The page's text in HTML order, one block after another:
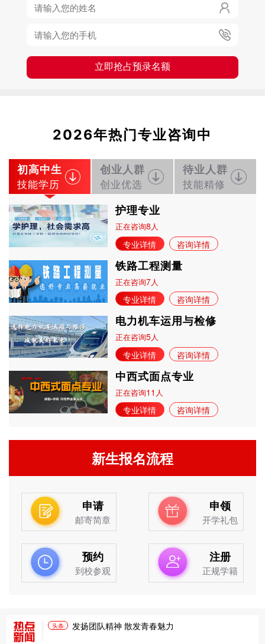
幼儿教育 50 立即预约


立即抢占预录名额
2026年热门专业咨询中
初高中生
技能学历
创业人群
创业优选
待业人群
技能精修
护理专业
正在咨询8人
专业详情 咨询详情
铁路工程测量
正在咨询7人
专业详情 咨询详情
电力机车运用与检修
正在咨询5人
专业详情 咨询详情
中西式面点专业
正在咨询11 人
专业详情 咨询详情
新生报名流程
申请
邮寄简章
申领
开学礼包
预约
到校参观
注册
正规学籍
头条 发扬团队精神 散发青春魅力